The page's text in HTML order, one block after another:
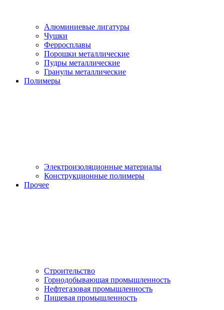
Алюминиевые лигатуры
Чушки
Ферросплавы
Порошки металлические
Пудры металлические
Гранулы металлические
Полимеры
Электроизоляционные материалы
Конструкционные полимеры
Прочее
Строительство
Горнодобывающая промышленность
Нефтегазовая промышленность
Пищевая промышленность